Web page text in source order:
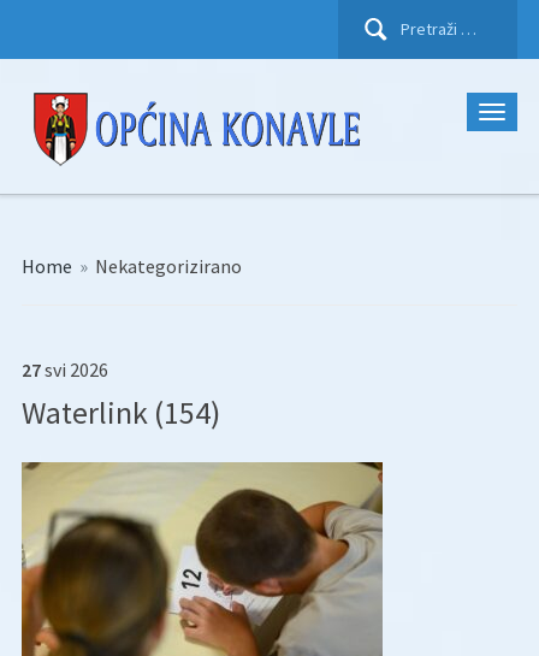
Pretraži:
Home » Nekategorizirano
27svi 2026
Waterlink (154)